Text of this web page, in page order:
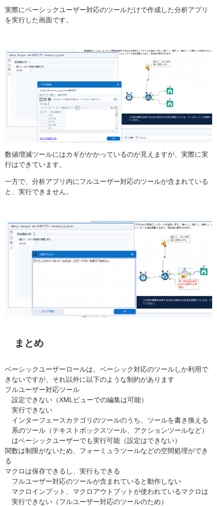
実際にベーシックユーザー対応のツールだけで作成した分析アプリ
を実行した画面です。
数値増減ツールにはカギがかかっているのが見えますが、実際に実
行はできています。
一方で、分析アプリ内にフルユーザー対応のツールが含まれている
と、実行できません。
まとめ
ベーシックユーザーロールは、ベーシック対応のツールしか利用で
きないですが、それ以外に以下のような制約があります
フルユーザー対応ツール
設定できない（XMLビューでの編集は可能）
実行できない
インターフェースカテゴリのツールのうち、ツールを書き換える
系のツール（テキストボックスツール、アクションツールなど）
はベーシックユーザーでも実行可能（設定はできない）
関数は制限がないため、フォーミュラツールなどの空間処理ができ
る
マクロは保存できるし、実行もできる
フルユーザー対応のツールが含まれていると動作しない
マクロインプット、マクロアウトプットが使われているマクロは
実行できない（フルユーザー対応のツールのため）